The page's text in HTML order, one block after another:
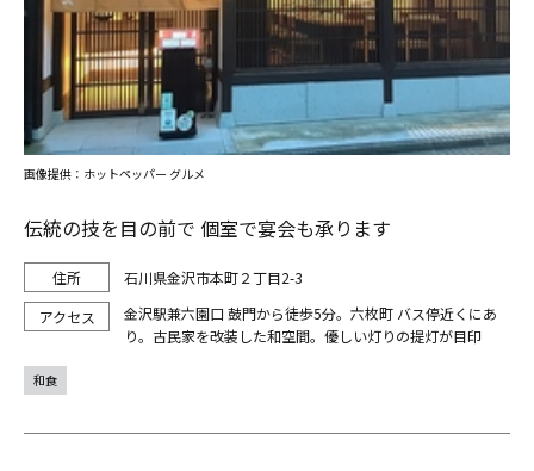
伝統の技を目の前で 個室で宴会も承ります
石川県金沢市本町２丁目2-3
金沢駅兼六園口 鼓門から徒歩5分。六枚町 バス停近くにあ
り。古民家を改装した和空間。優しい灯りの提灯が目印
画像提供：ホットペッパー グルメ
和食